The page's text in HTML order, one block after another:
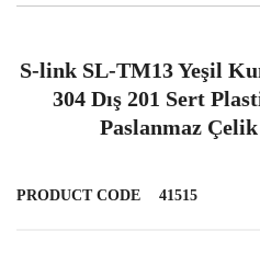
S-link SL-TM13 Yeşil
304 Dış 201 Sert
Paslanmaz
PRODUCT CODE 41515